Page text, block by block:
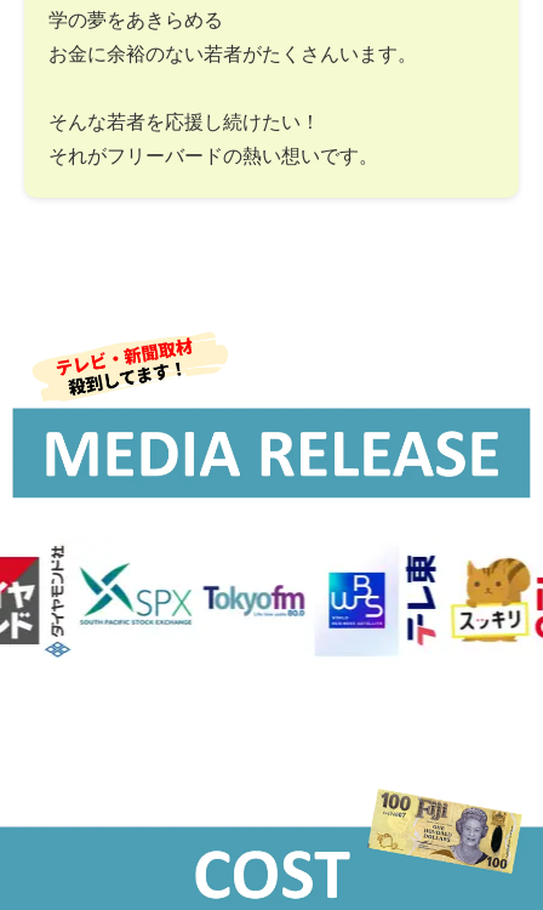
学の夢をあきらめる
お金に余裕のない若者がたくさんいます。
そんな若者を応援し続けたい！
それがフリーバードの熱い想いです。